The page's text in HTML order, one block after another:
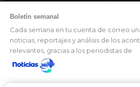
Boletín semanal
Cada semana en tu cuenta de correo
noticias, reportajes y análisis de los
relevantes, gracias a los periodistas de